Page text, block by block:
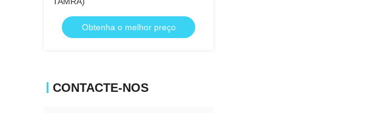
Obtenha o melhor preço
CONTACTE-NOS